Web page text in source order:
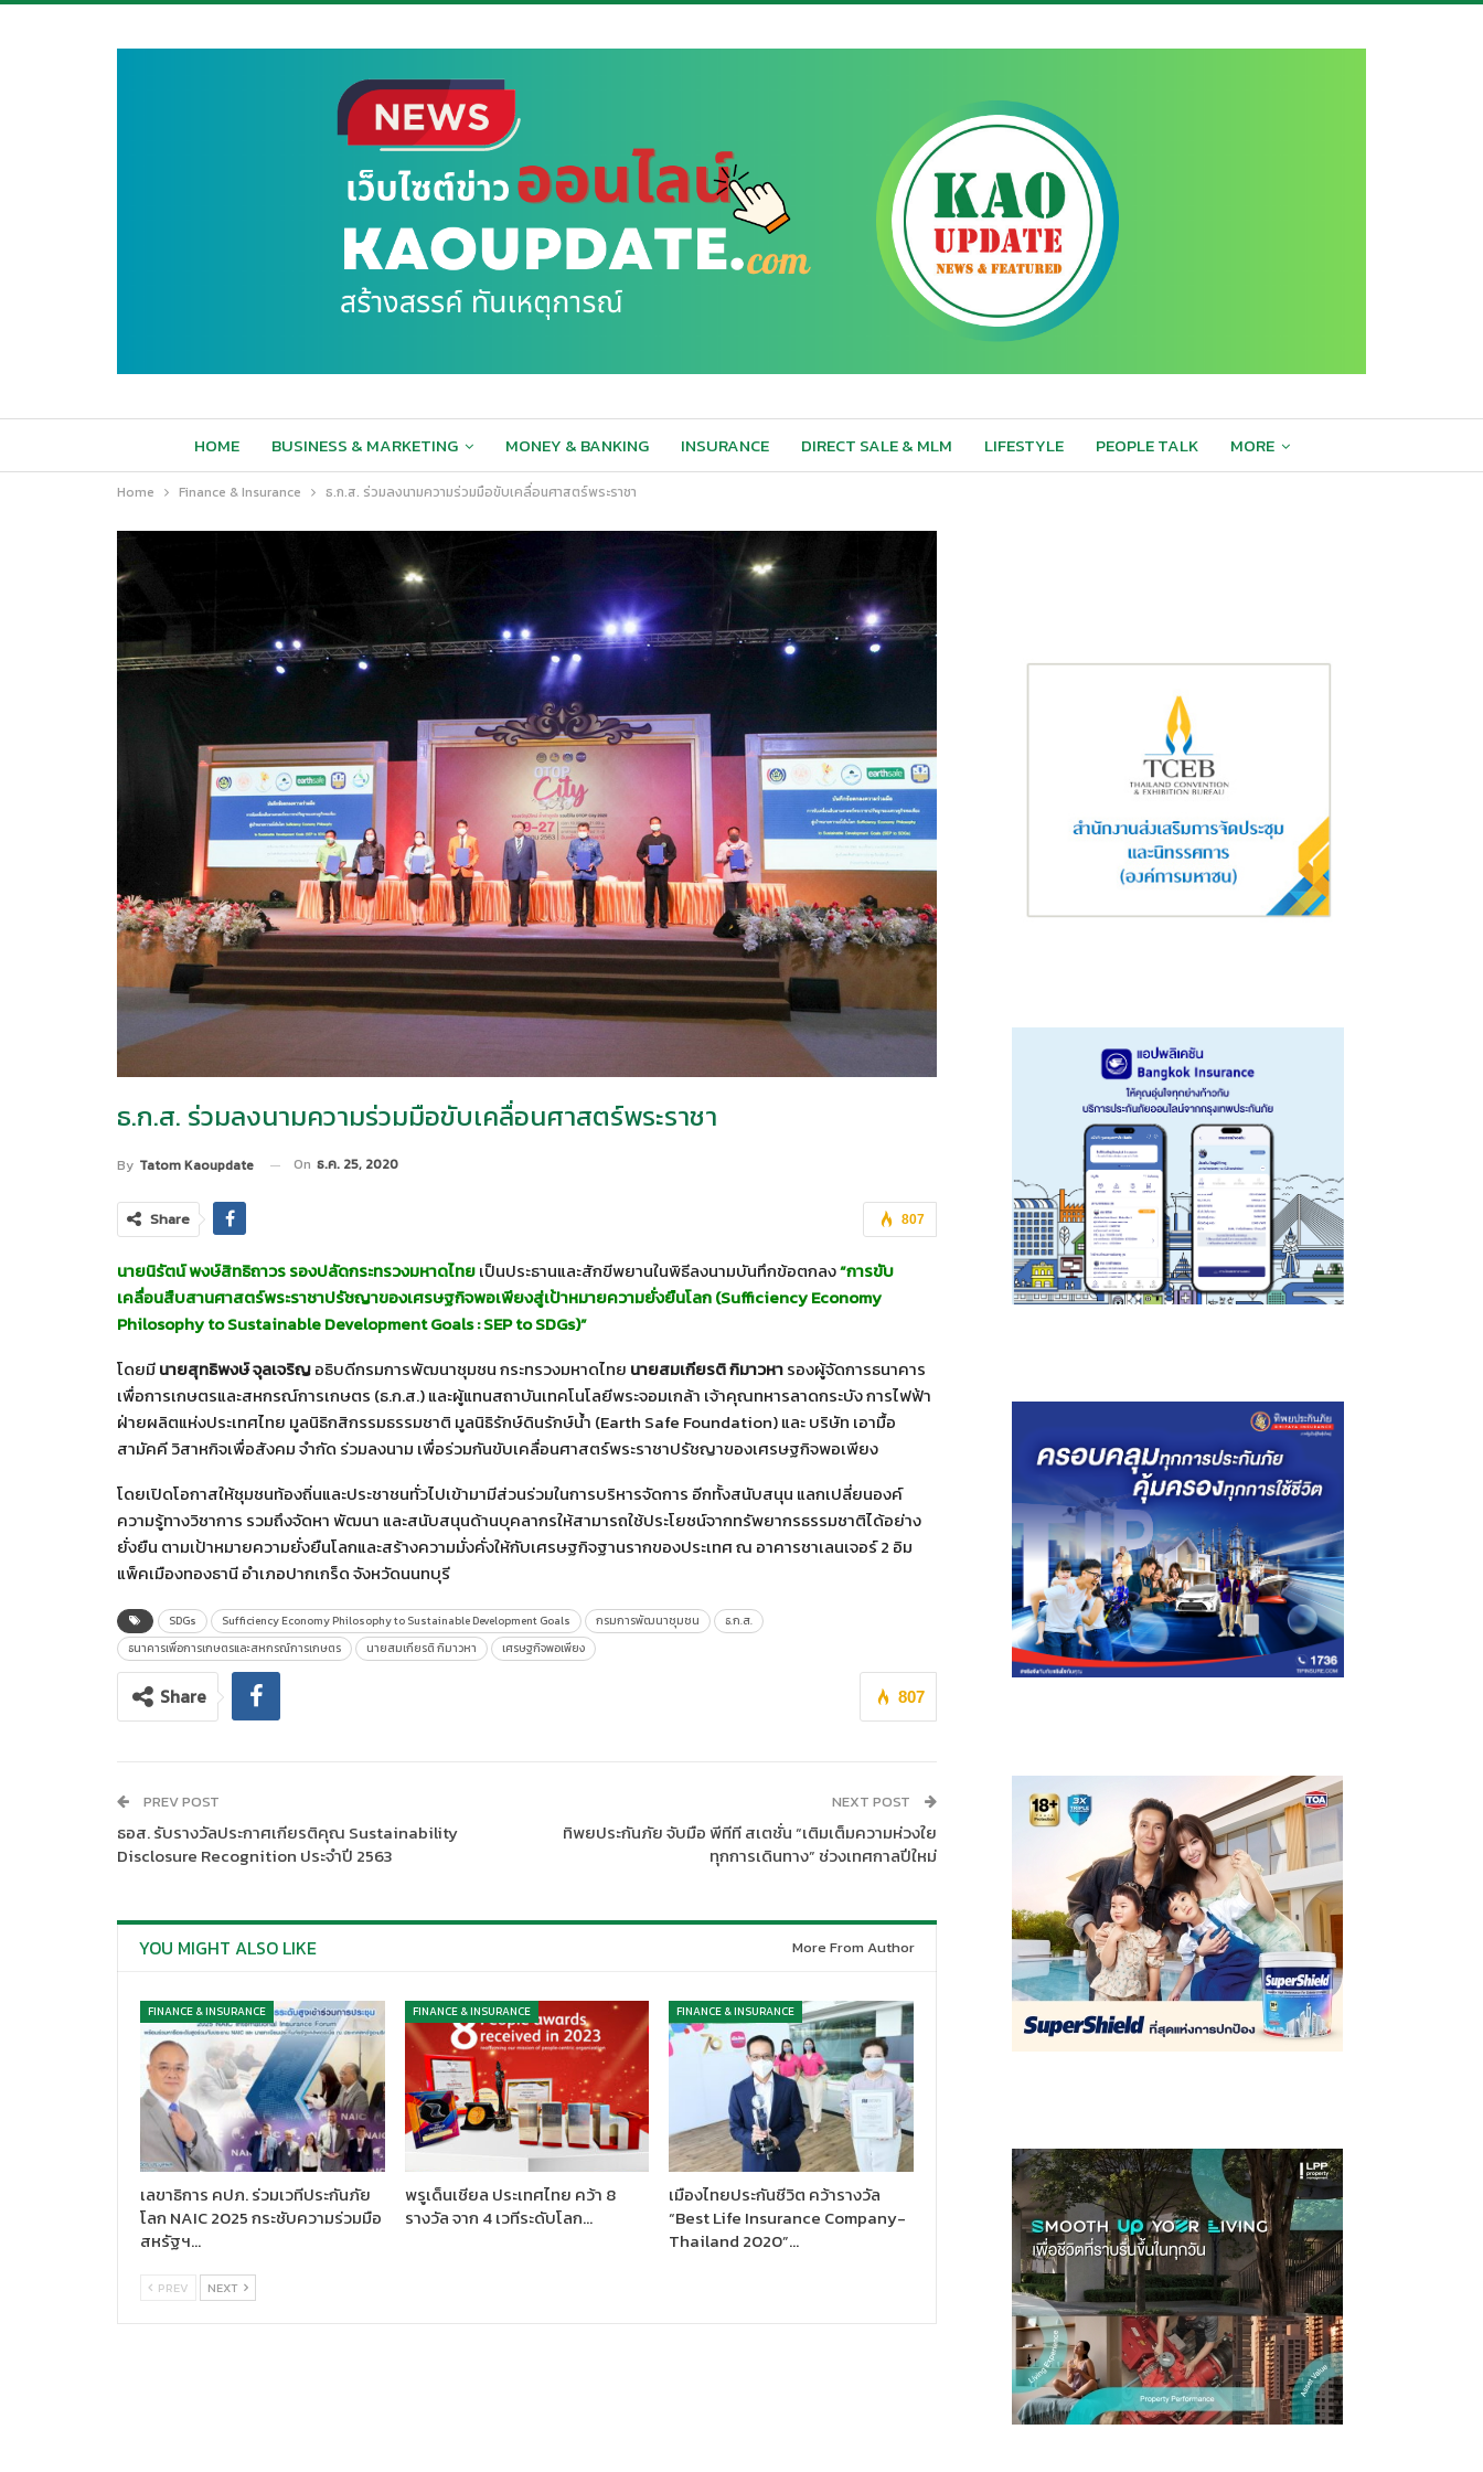
HOME BUSINESS & MARKETING MONEY & BANKING INSURANCE DIRECT SALE & MLM LIFESTYLE PEOPLE TALK MORE
Home Finance & Insurance ธ.ก.ส. ร่วมลงนามความร่วมมือขับเคลื่อนศาสตร์พระราชา
ธ.ก.ส. ร่วมลงนามความร่วมมือขับเคลื่อนศาสตร์พระราชา
By Tatom Kaoupdate On ธ.ค. 25, 2020
807
Share
นายนิรัตน์ พงษ์สิทธิถาวร รองปลัดกระทรวงมหาดไทยเป็นประธานและสักขีพยานในพิธีลงนามบันทึกข้อตกลง“การขับ
เคลื่อนสืบสานศาสตร์พระราชาปรัชญาของเศรษฐกิจพอเพียงสู่เป้าหมายความยั่งยืนโลก (Sufficiency Economy
Philosophy to Sustainable Development Goals : SEP to SDGs)”
โดยมีนายสุทธิพงษ์ จุลเจริญอธิบดีกรมการพัฒนาชุมชน กระทรวงมหาดไทย นายสมเกียรติ กิมาวหารองผู้จัดการธนาคาร
เพื่อการเกษตรและสหกรณ์การเกษตร (ธ.ก.ส.) และผู้แทนสถาบันเทคโนโลยีพระจอมเกล้า เจ้าคุณทหารลาดกระบัง การไฟฟ้า
ฝ่ายผลิตแห่งประเทศไทย มูลนิธิกสิกรรมธรรมชาติ มูลนิธิรักษ์ดินรักษ์น้ำ (Earth Safe Foundation) และ บริษัท เอามื้อ
สามัคคี วิสาหกิจเพื่อสังคม จำกัด ร่วมลงนาม เพื่อร่วมกันขับเคลื่อนศาสตร์พระราชาปรัชญาของเศรษฐกิจพอเพียง
โดยเปิดโอกาสให้ชุมชนท้องถิ่นและประชาชนทั่วไปเข้ามามีส่วนร่วมในการบริหารจัดการ อีกทั้งสนับสนุน แลกเปลี่ยนองค์
ความรู้ทางวิชาการ รวมถึงจัดหา พัฒนา และสนับสนุนด้านบุคลากรให้สามารถใช้ประโยชน์จากทรัพยากรธรรมชาติได้อย่าง
ยั่งยืน ตามเป้าหมายความยั่งยืนโลกและสร้างความมั่งคั่งให้กับเศรษฐกิจฐานรากของประเทศ ณ อาคารชาเลนเจอร์ 2 อิม
แพ็คเมืองทองธานี อำเภอปากเกร็ด จังหวัดนนทบุรี
SDGs Sufficiency Economy Philosophy to Sustainable Development Goals กรมการพัฒนาชุมชน
ธ.ก.ส.
ธนาคารเพื่อการเกษตรและสหกรณ์การเกษตร
นายสมเกียรติ กิมาวหา เศรษฐกิจพอเพียง
807
Share
PREV POST
ธอส. รับรางวัลประกาศเกียรติคุณ Sustainability
Disclosure Recognition ประจำปี 2563
NEXT POST
ทิพยประกันภัย จับมือ พีทีที สเตชั่น “เติมเต็มความห่วงใย
ทุกการเดินทาง” ช่วงเทศกาลปีใหม่
YOU MIGHT ALSO LIKE More From Author
FINANCE & INSURANCE
เลขาธิการ คปภ. ร่วมเวทีประกันภัย
โลก NAIC 2025 กระชับความร่วมมือ
สหรัฐฯ…
FINANCE & INSURANCE
พรูเด็นเชียล ประเทศไทย คว้า 8
รางวัล จาก 4 เวทีระดับโลก…
FINANCE & INSURANCE
เมืองไทยประกันชีวิต คว้ารางวัล
“Best Life Insurance Company-
Thailand 2020”…
PREV NEXT